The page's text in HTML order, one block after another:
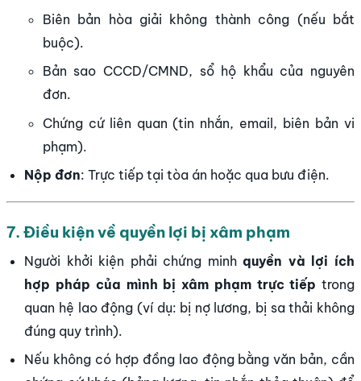
Biên bản hòa giải không thành công (nếu bắt
buộc).
Bản sao CCCD/CMND, sổ hộ khẩu của nguyên
đơn.
Chứng cứ liên quan (tin nhắn, email, biên bản vi
phạm).
Nộp đơn: Trực tiếp tại tòa án hoặc qua bưu điện.
7. Điều kiện về quyền lợi bị xâm phạm
Người khởi kiện phải chứng minhquyền và lợi ích
hợp pháp của mình bị xâm phạm trực tiếp trong
quan hệ lao động (ví dụ: bị nợ lương, bị sa thải không
đúng quy trình).
Nếu không có hợp đồng lao động bằng văn bản, cần